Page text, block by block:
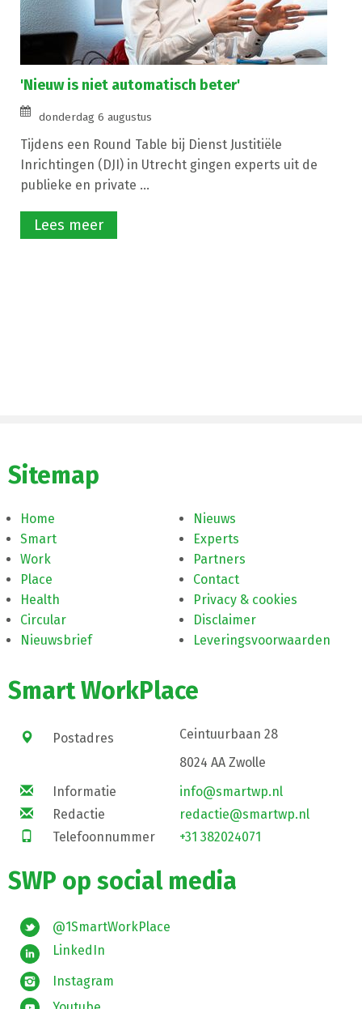
'Nieuw is niet automatisch beter'
donderdag 6 augustus
Tijdens een Round Table bij Dienst Justitiële
Inrichtingen (DJI) in Utrecht gingen experts uit de
publieke en private ...
Lees meer
Sitemap
Home
Smart
Work
Place
Health
Circular
Nieuwsbrief
Nieuws
Experts
Partners
Contact
Privacy & cookies
Disclaimer
Leveringsvoorwaarden
Smart WorkPlace
Postadres
Ceintuurbaan 28
8024 AA Zwolle
Informatie
info@smartwp.nl
Redactie
redactie@smartwp.nl
Telefoonnummer
+31 382024071
SWP op social media
@1SmartWorkPlace
LinkedIn
Instagram